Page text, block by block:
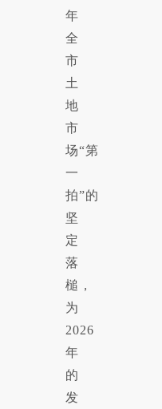
年
全
市
土
地
市
场“第
一
拍”的
坚
定
落
槌，
为
2026
年
的
发